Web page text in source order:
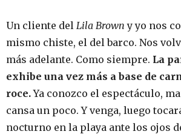
Un cliente del Lila Browny yo nos
mismo chiste, el del barco. Nos
más adelante. Como siempre. La
exhibe una vez más a base de
roce.Ya conozco el espectáculo,
cansa un poco. Y venga, luego
nocturno en la playa ante los ojos